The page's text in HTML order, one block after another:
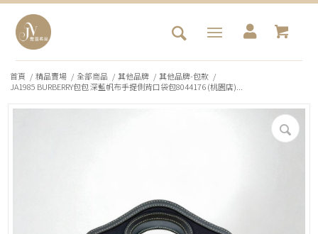
首頁 / 精品賣場 / 全部商品 / 其他品牌 / 其他品牌-包款 /
JA1985 BURBERRY包包 深藍帆布手提側背口袋包8044176 (桃園店)...